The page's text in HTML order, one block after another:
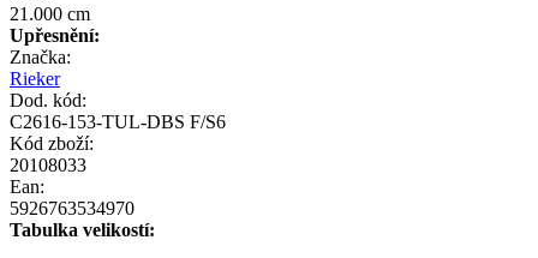
21.000 cm
Upřesnění:
Značka:
Rieker
Dod. kód:
C2616-153-TUL-DBS F/S6
Kód zboží:
20108033
Ean:
5926763534970
Tabulka velikostí: